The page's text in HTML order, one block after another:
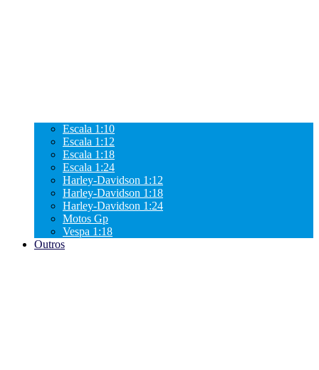
Escala 1:10
Escala 1:12
Escala 1:18
Escala 1:24
Harley-Davidson 1:12
Harley-Davidson 1:18
Harley-Davidson 1:24
Motos Gp
Vespa 1:18
Outros